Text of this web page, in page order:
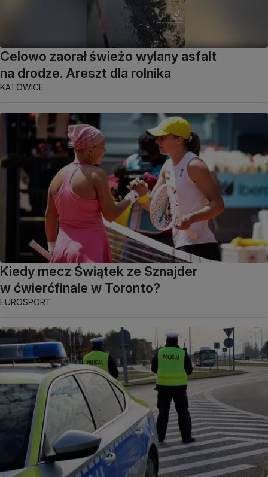
Celowo zaorał świeżo wylany asfalt
na drodze. Areszt dla rolnika
KATOWICE
Kiedy mecz Świątek ze Sznajder
w ćwierćfinale w Toronto?
EUROSPORT